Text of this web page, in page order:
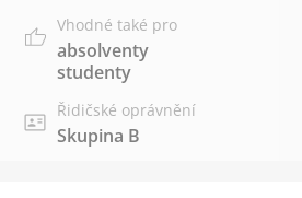
Vhodné také pro
absolventy
studenty
Řidičské oprávnění
Skupina B